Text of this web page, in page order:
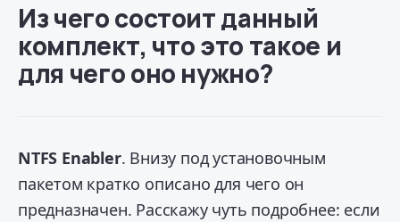
Из чего состоит данный
комплект, что это такое и
для чего оно нужно?
NTFS Enabler. Внизу под установочным
пакетом кратко описано для чего он
предназначен. Расскажу чуть подробнее: если